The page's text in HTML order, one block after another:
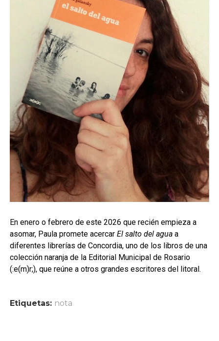
En enero o febrero de este 2026 que recién empieza a
asomar, Paula promete acercar El salto del agua a
diferentes librerías de Concordia, uno de los libros de una
colección naranja de la Editorial Municipal de Rosario
(:e(m)r;), que reúne a otros grandes escritores del litoral.
Etiquetas: nota